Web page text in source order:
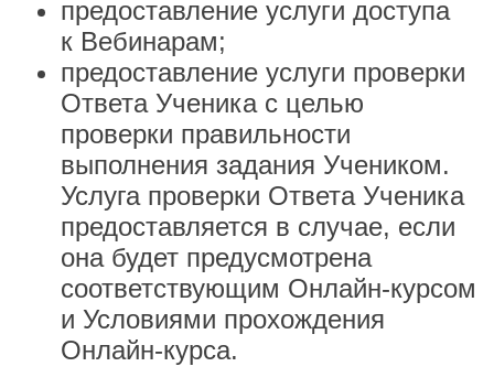
предоставление услуги доступа
к Вебинарам;
предоставление услуги проверки
Ответа Ученика с целью
проверки правильности
выполнения задания Учеником.
Услуга проверки Ответа Ученика
предоставляется в случае, если
она будет предусмотрена
соответствующим Онлайн-курсом
и Условиями прохождения
Онлайн-курса.